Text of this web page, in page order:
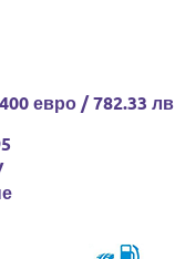
евро / 782.33 лв